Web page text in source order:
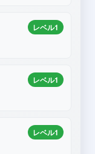
レベル1
レベル1
レベル1